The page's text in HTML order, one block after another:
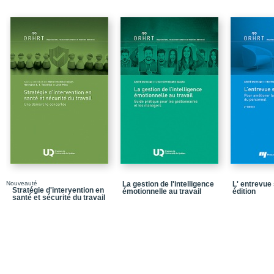
Chapitre 3 – La
Chapitre 4 – La santé
maux
Chapitrte 5 – Travail
formes d’organisation
droit
entourant les
l’inspectorat) en
évolutions potentielles
Nouveauté
Stratégie d'intervention en
santé et sécurité du travail
La gestion de l'intelligence
émotionnelle au travail
L'
édition